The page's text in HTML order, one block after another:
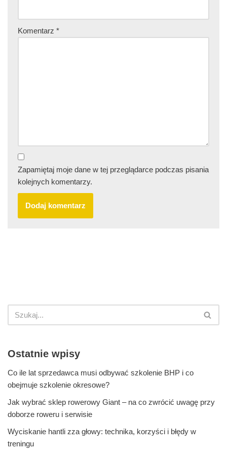
Komentarz *
Zapamiętaj moje dane w tej przeglądarce podczas pisania
kolejnych komentarzy.
Ostatnie wpisy
Co ile lat sprzedawca musi odbywać szkolenie BHP i co
obejmuje szkolenie okresowe?
Jak wybrać sklep rowerowy Giant – na co zwrócić uwagę przy
doborze roweru i serwisie
Wyciskanie hantli zza głowy: technika, korzyści i błędy w
treningu